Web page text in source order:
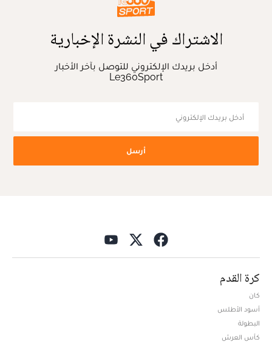
الاشتراك في النشرة الإخبارية
أدخل بريدك الإلكتروني للتوصل بآخر الأخبار
Le360Sport
أرسل
كرة القدم
كان
أسود الأطلس
البطولة
كأس العرش